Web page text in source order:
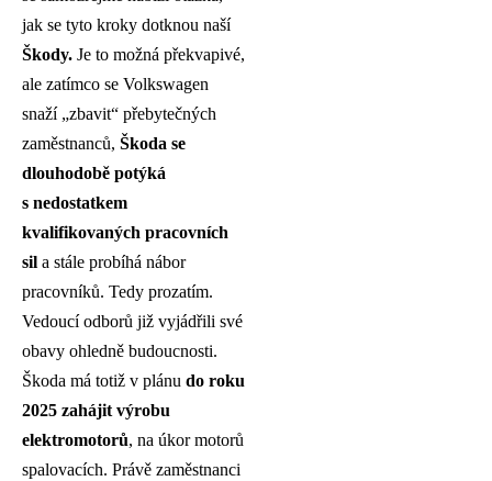
jak se tyto kroky dotknou naší
Škody. Je to možná překvapivé,
ale zatímco se Volkswagen
snaží „zbavit“ přebytečných
zaměstnanců, Škoda se
dlouhodobě potýká
s nedostatkem
kvalifikovaných pracovních
sil a stále probíhá nábor
pracovníků. Tedy prozatím.
Vedoucí odborů již vyjádřili své
obavy ohledně budoucnosti.
Škoda má totiž v plánu do roku
2025 zahájit výrobu
elektromotorů, na úkor motorů
spalovacích. Právě zaměstnanci